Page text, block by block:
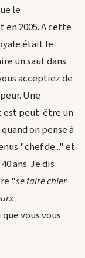
le
en 2005. A cette
était le
un saut dans
acceptiez de
Une
est peut-être un
on pense à
"chef de..." et
ans. Je dis
"se faire chier
vous vous